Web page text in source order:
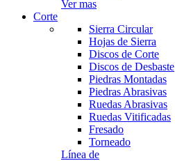
Ver mas
Corte
Sierra Circular
Hojas de Sierra
Discos de Corte
Discos de Desbaste
Piedras Montadas
Piedras Abrasivas
Ruedas Abrasivas
Ruedas Vitificadas
Fresado
Torneado
Línea de